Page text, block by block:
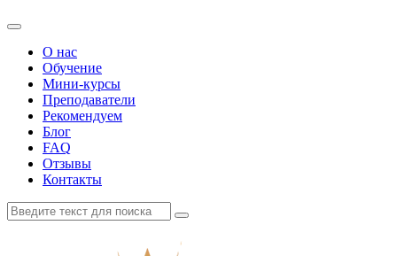
О нас
Обучение
Мини-курсы
Преподаватели
Рекомендуем
Блог
FAQ
Отзывы
Контакты